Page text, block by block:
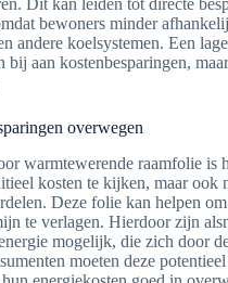
Dit kan leiden tot directe
bewoners minder
andere koelsystemen. Een
bij aan kostenbesparingen,
overwegen
warmtewerende raamfolie is
kosten te kijken, maar ook
Deze folie kan helpen
te verlagen. Hierdoor zijn
mogelijk, die zich door
moeten deze